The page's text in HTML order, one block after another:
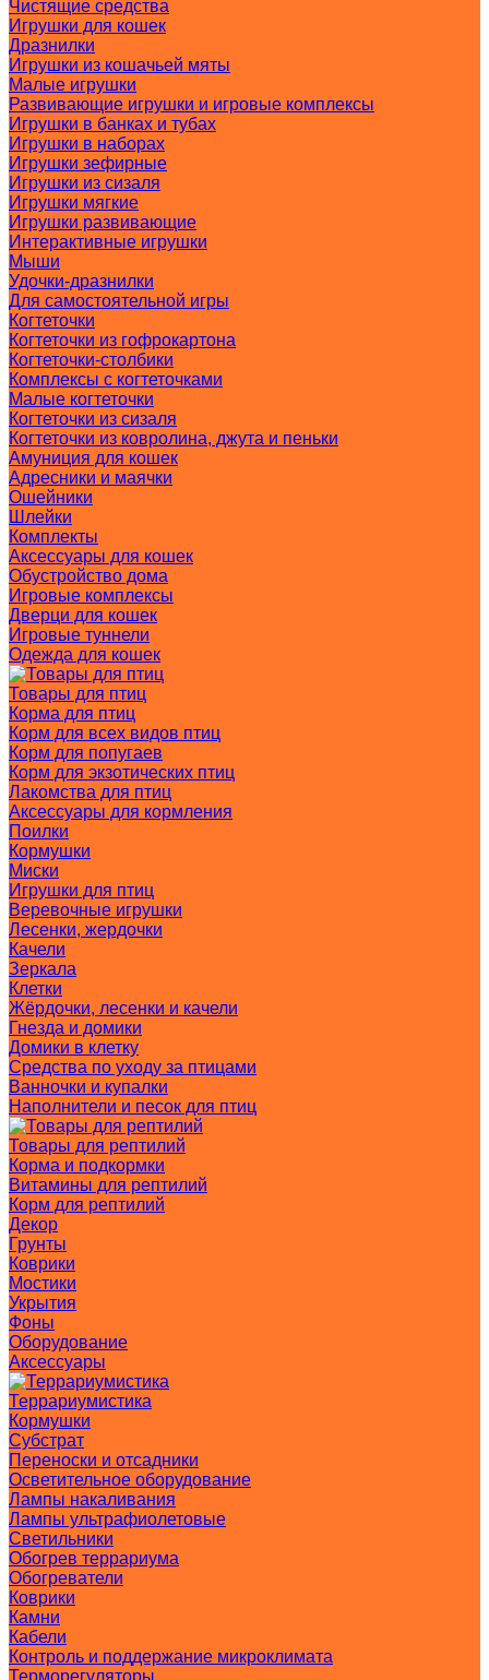
Чистящие средства
Игрушки для кошек
Дразнилки
Игрушки из кошачьей мяты
Малые игрушки
Развивающие игрушки и игровые комплексы
Игрушки в банках и тубах
Игрушки в наборах
Игрушки зефирные
Игрушки из сизаля
Игрушки мягкие
Игрушки развивающие
Интерактивные игрушки
Мыши
Удочки-дразнилки
Для самостоятельной игры
Когтеточки
Когтеточки из гофрокартона
Когтеточки-столбики
Комплексы с когтеточками
Малые когтеточки
Когтеточки из сизаля
Когтеточки из ковролина, джута и пеньки
Амуниция для кошек
Адресники и маячки
Ошейники
Шлейки
Комплекты
Аксессуары для кошек
Обустройство дома
Игровые комплексы
Дверци для кошек
Игровые туннели
Одежда для кошек
Товары для птиц
Корма для птиц
Корм для всех видов птиц
Корм для попугаев
Корм для экзотических птиц
Лакомства для птиц
Аксессуары для кормления
Поилки
Кормушки
Миски
Игрушки для птиц
Веревочные игрушки
Лесенки, жердочки
Качели
Зеркала
Клетки
Жёрдочки, лесенки и качели
Гнезда и домики
Домики в клетку
Средства по уходу за птицами
Ванночки и купалки
Наполнители и песок для птиц
Товары для рептилий
Корма и подкормки
Витамины для рептилий
Корм для рептилий
Декор
Грунты
Коврики
Мостики
Укрытия
Фоны
Оборудование
Аксессуары
Террариумистика
Кормушки
Субстрат
Переноски и отсадники
Осветительное оборудование
Лампы накаливания
Лампы ультрафиолетовые
Светильники
Обогрев террариума
Обогреватели
Коврики
Камни
Кабели
Контроль и поддержание микроклимата
Терморегуляторы